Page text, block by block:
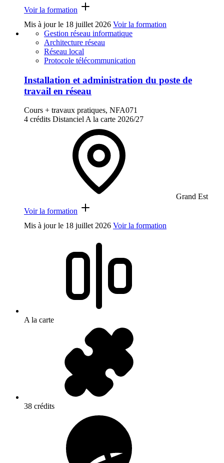
Voir la formation
Mis à jour le 18 juillet 2026 Voir la formation
Gestion réseau informatique
Architecture réseau
Réseau local
Protocole télécommunication
Installation et administration du poste de
travail en réseau
Cours + travaux pratiques, NFA071
4 crédits Distanciel A la carte 2026/27
Grand Est
Voir la formation
Mis à jour le 18 juillet 2026 Voir la formation
A la carte
38 crédits